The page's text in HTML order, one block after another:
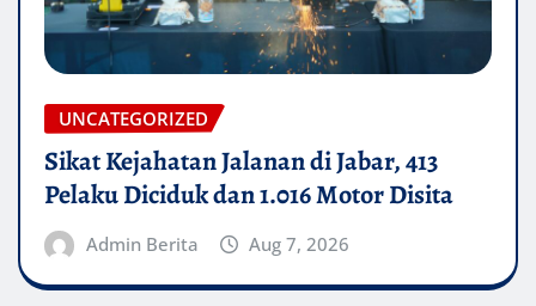
UNCATEGORIZED
Sikat Kejahatan Jalanan di Jabar, 413
Pelaku Diciduk dan 1.016 Motor Disita
Admin Berita Aug 7, 2026